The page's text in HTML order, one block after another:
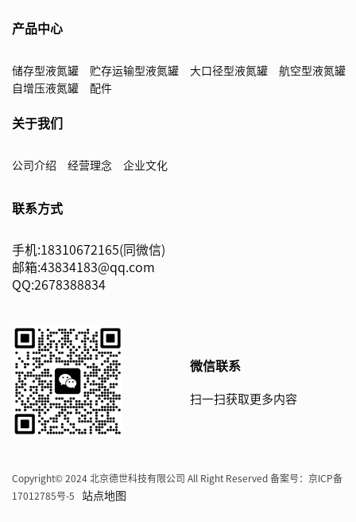
产品中心
储存型液氮罐 贮存运输型液氮罐 大口径型液氮罐
航空型液氮罐
自增压液氮罐
配件
关于我们
公司介绍 经营理念 企业文化
联系方式
手机:18310672165(同微信)
邮箱:43834183@qq.com
QQ:2678388834
微信联系
扫一扫获取更多内容
Copyright© 2024 北京德世科技有限公司 All Right Reserved 备案号： 京ICP备
17012785号-5
站点地图